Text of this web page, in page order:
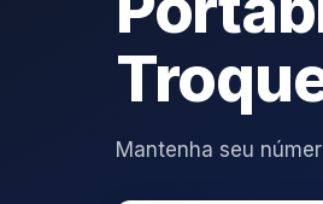
Mantenha seu